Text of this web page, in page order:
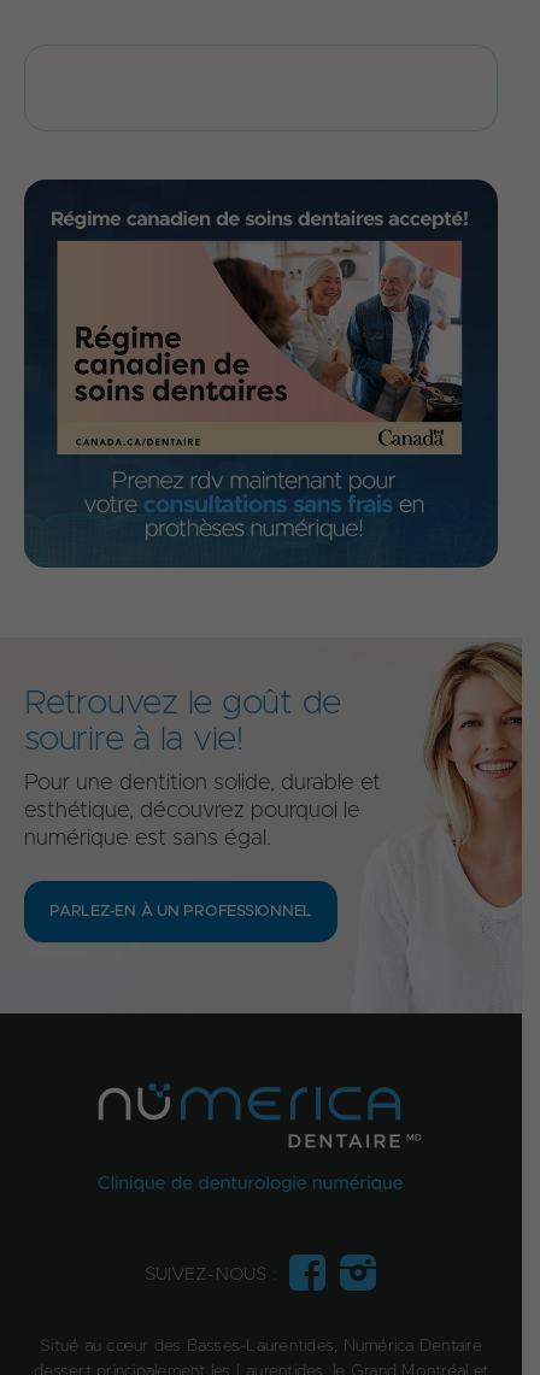
Retrouvez le goût de
sourire à la vie!
Pour une dentition solide, durable et
esthétique, découvrez pourquoi le
numérique est sans égal.
PARLEZ-EN À UN PROFESSIONNEL
SUIVEZ-NOUS :
Situé au cœur des Basses-Laurentides, Numérica Dentaire
dessert principalement les Laurentides, le Grand Montréal et